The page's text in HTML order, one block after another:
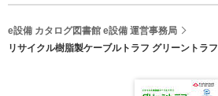
e設備 カタログ図書館 e設備 運営事務局
リサイクル樹脂製ケーブルトラフ グリーントラフ